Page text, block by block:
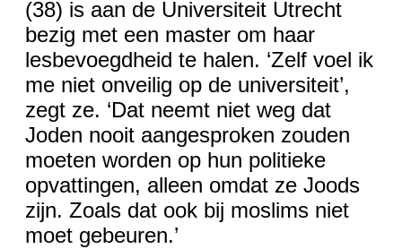
(38) is aan de Universiteit Utrecht
bezig met een master om haar
lesbevoegdheid te halen. ‘Zelf voel ik
me niet onveilig op de universiteit’,
zegt ze. ‘Dat neemt niet weg dat
Joden nooit aangesproken zouden
moeten worden op hun politieke
opvattingen, alleen omdat ze Joods
zijn. Zoals dat ook bij moslims niet
moet gebeuren.’